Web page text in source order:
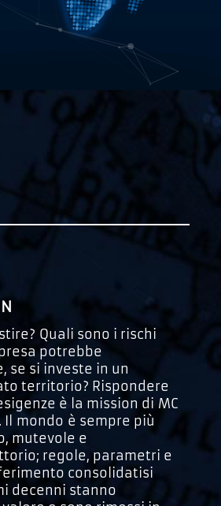
Quali sono i rischi
potrebbe
se si investe in un
territorio? Rispondere
è la mission di MC
Il mondo è sempre più
mutevole e
regole, parametri e
consolidatisi
decenni stanno